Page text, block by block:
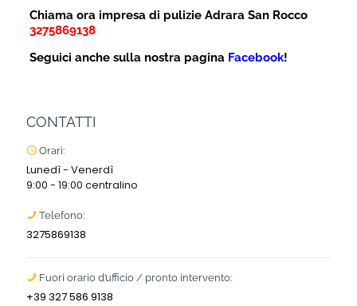
Chiama ora impresa di pulizie Adrara San Rocco
3275869138
Seguici anche sulla nostra pagina Facebook!
CONTATTI
Orari:
Lunedì - Venerdì
9:00 - 19:00 centralino
Telefono:
3275869138
Fuori orario d’ufficio / pronto intervento:
+39 327 586 9138